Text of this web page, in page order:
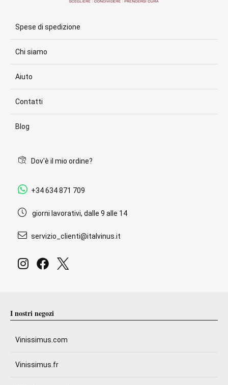
Spese di spedizione
Chi siamo
Aiuto
Contatti
Blog
Dov'è il mio ordine?
+34 634 871 709
giorni lavorativi, dalle 9 alle 14
servizio_clienti@italvinus.it
I nostri negozi
Vinissimus.com
Vinissimus.fr